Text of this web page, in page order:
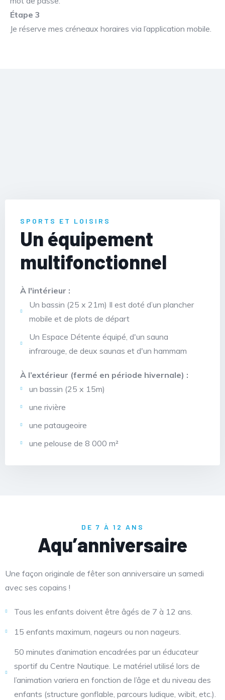
Étape 3
Je réserve mes créneaux horaires via l’application mobile.
SPORTS ET LOISIRS
Un équipement
multifonctionnel
À l'intérieur :
Un bassin (25 x 21m) Il est doté d’un plancher
mobile et de plots de départ
Un Espace Détente équipé, d'un sauna
infrarouge, de deux saunas et d'un hammam
À l’extérieur (fermé en période hivernale) :
un bassin (25 x 15m)
une rivière
une pataugeoire
une pelouse de 8 000 m²
DE 7 À 12 ANS
Aqu’anniversaire
Une façon originale de fêter son anniversaire un samedi
avec ses copains !
Tous les enfants doivent être âgés de 7 à 12 ans.
15 enfants maximum, nageurs ou non nageurs.
50 minutes d’animation encadrées par un éducateur
sportif du Centre Nautique. Le matériel utilisé lors de
l’animation variera en fonction de l’âge et du niveau des
enfants (structure gonflable, parcours ludique, wibit, etc.).